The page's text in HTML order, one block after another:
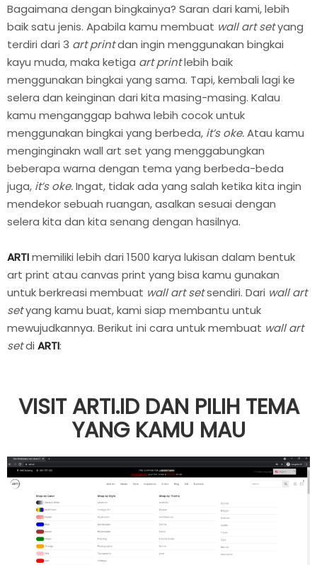
Bagaimana dengan bingkainya? Saran dari kami, lebih
baik satu jenis. Apabila kamu membuat wall art setyang
terdiri dari 3 art printdan ingin menggunakan bingkai
kayu muda, maka ketiga art printlebih baik
menggunakan bingkai yang sama. Tapi, kembali lagi ke
selera dan keinginan dari kita masing-masing. Kalau
kamu menganggap bahwa lebih cocok untuk
menggunakan bingkai yang berbeda, it’s oke.Atau kamu
menginginakn wall art set yang menggabungkan
beberapa warna dengan tema yang berbeda-beda
juga, it’s oke.Ingat, tidak ada yang salah ketika kita ingin
mendekor sebuah ruangan, asalkan sesuai dengan
selera kita dan kita senang dengan hasilnya.
ARTImemiliki lebih dari 1500 karya lukisan dalam bentuk
art print atau canvas print yang bisa kamu gunakan
untuk berkreasi membuat wall art setsendiri. Dari wall art
setyang kamu buat, kami siap membantu untuk
mewujudkannya. Berikut ini cara untuk membuat wall art
setdi ARTI:
VISIT ARTI.ID DAN PILIH TEMA
YANG KAMU MAU